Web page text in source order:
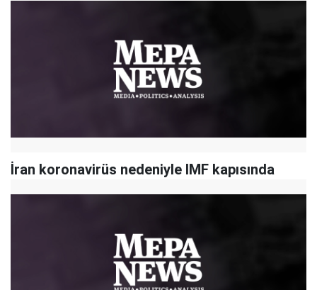
İran koronavirüs nedeniyle IMF kapısında